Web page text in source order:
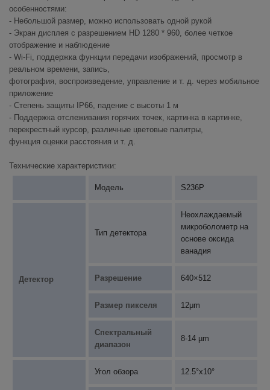
особенностями:
- Небольшой размер, можно использовать одной рукой
- Экран дисплея с разрешением HD 1280 * 960, более четкое
отображение и наблюдение
- Wi-Fi, поддержка функции передачи изображений, просмотр в
реальном времени, запись,
фотография, воспроизведение, управление и т. д. через мобильное
приложение
- Степень защиты IP66, падение с высоты 1 м
- Поддержка отслеживания горячих точек, картинка в картинке,
перекрестный курсор, различные цветовые палитры,
функция оценки расстояния и т. д.
Технические характеристики:
Модель S236P
Детектор
Тип детектора
Неохлаждаемый
микроболометр на
основе оксида
ванадия
Разрешение 640×512
Размер пикселя 12μm
Спектральный
диапазон
8-14 µm
Угол обзора 12.5°x10°